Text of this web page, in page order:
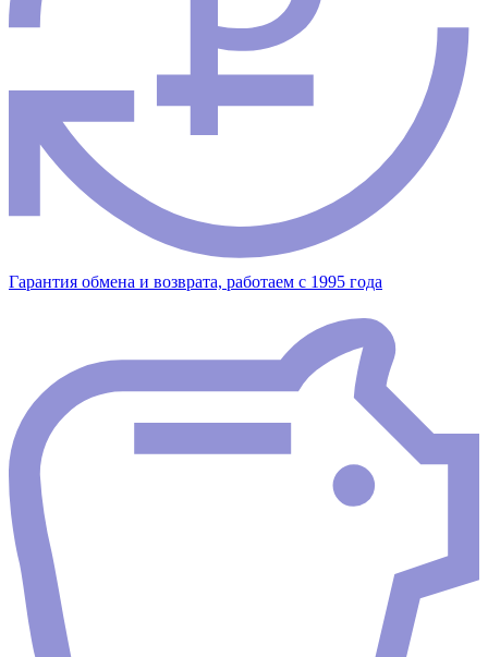
Гарантия обмена и возврата, работаем с 1995 года